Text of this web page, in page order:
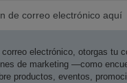
electrónico, otorgas tu
de marketing —como
productos, eventos,